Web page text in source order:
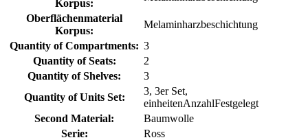
Korpus:
Oberflächenmaterial
Korpus:
Melaminharzbeschichtung
Quantity of Compartments: 3
Quantity of Seats:
2
Quantity of Shelves:
3
Quantity of Units Set:
3, 3er Set,
einheitenAnzahlFestgelegt
Second Material:
Baumwolle
Serie:
Ross